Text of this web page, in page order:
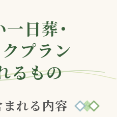
日葬・
プラン
るもの
れる内容